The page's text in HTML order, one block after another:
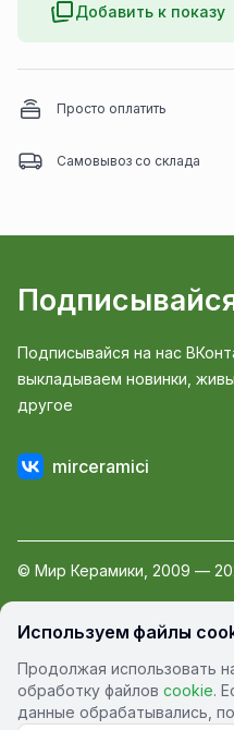
Добавить к показу
Просто оплатить
Самовывоз со склада
Подписывайся на нас
выкладываем новинки,
другое
mirceramici
© Мир Керамики, 2009 —
Политика обработки
Политика конфиденциальности
Используем файлы
Продолжая использовать
обработку файлов cookie.
данные обрабатывались,